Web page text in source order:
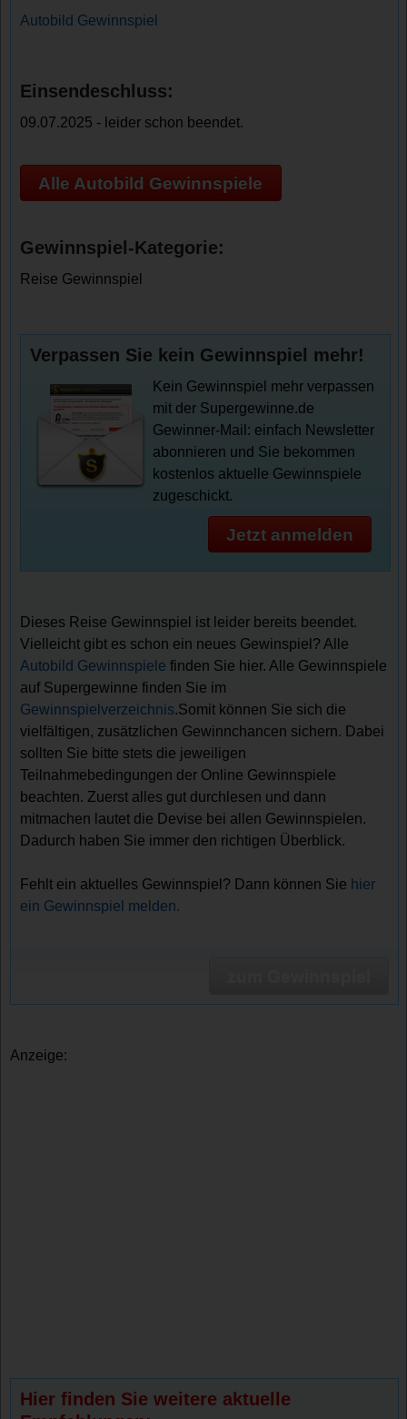
Autobild Gewinnspiel
Einsendeschluss:
09.07.2025 - leider schon beendet.
Alle Autobild Gewinnspiele
Gewinnspiel-Kategorie:
Reise Gewinnspiel
Verpassen Sie kein Gewinnspiel mehr!
Kein Gewinnspiel mehr verpassen
mit der Supergewinne.de
Gewinner-Mail: einfach Newsletter
abonnieren und Sie bekommen
kostenlos aktuelle Gewinnspiele
zugeschickt.
Jetzt anmelden
Dieses Reise Gewinnspiel ist leider bereits beendet.
Vielleicht gibt es schon ein neues Gewinspiel? Alle
Autobild Gewinnspiele finden Sie hier. Alle Gewinnspiele
auf Supergewinne finden Sie im
Gewinnspielverzeichnis.Somit können Sie sich die
vielfältigen, zusätzlichen Gewinnchancen sichern. Dabei
sollten Sie bitte stets die jeweiligen
Teilnahmebedingungen der Online Gewinnspiele
beachten. Zuerst alles gut durchlesen und dann
mitmachen lautet die Devise bei allen Gewinnspielen.
Dadurch haben Sie immer den richtigen Überblick.
Fehlt ein aktuelles Gewinnspiel? Dann können Sie hier
ein Gewinnspiel melden.
Anzeige:
Hier finden Sie weitere aktuelle